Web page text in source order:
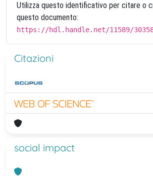
Utilizza questo identificativo per citare o
questo documento:
https://hdl.handle.net/11589/
Citazioni
social impact